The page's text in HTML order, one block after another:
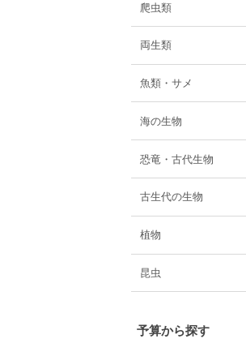
爬虫類
両生類
魚類・サメ
海の生物
恐竜・古代生物
古生代の生物
植物
昆虫
予算から探す